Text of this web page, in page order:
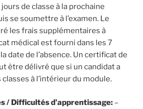
de classe à la prochaine
se soumettre à l’examen. Le
les frais supplémentaires à
médical est fourni dans les 7
date de l’absence. Un certificat de
être délivré que si un candidat a
à l’intérieur du module.
/ Difficultés d’apprentissage: –